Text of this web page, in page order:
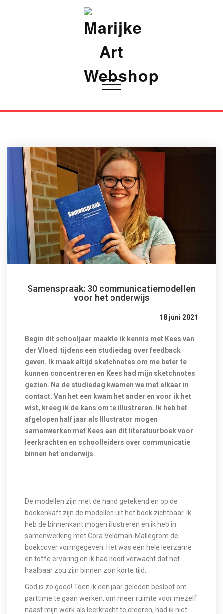
Marijke Art Webshop
Toggle
Samenspraak: 30 communicatiemodellen
voor het onderwijs
18 juni 2021
Begin dit schooljaar maakte ik kennis met Kees van
der Vloed tijdens een studiedag over feedback
geven. Ik maak altijd sketchnotes om me beter te
kunnen concentreren en Kees had mijn sketchnotes
gezien. Na de studiedag kwamen we met elkaar in
contact. Van het een kwam het ander en voor ik het
wist, kreeg ik de kans om te illustreren. Ik heb het
afgelopen half jaar als Illustrator mogen
samenwerken met Kees aan dit literatuurboek voor
leerkrachten en schoolleiders over communicatie
binnen het onderwijs.
De modellen zijn met de hand getekend en op de
boekenkaft zijn de modellen uit het boek zichtbaar. Ik
heb de binnenkant mogen illustreren en ik heb in
samenwerking met Cora Veldman-Mallegrom de
boekcover vormgegeven. Het was een hele leerzame
en toffe ervaring en ik had nooit verwacht dat het
haalbaar zou zijn binnen zo’n korte tijd.
God is zo goed! Toen ik een jaar geleden besloot om
parttime te gaan werken, om meer ruimte voor mezelf
naast mijn werk als leerkracht te creëren, had ik niet